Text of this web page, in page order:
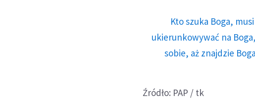
Kto szuka Boga,
ukierunkowywać na
sobie, aż znajdzie
Źródło: PAP / tk